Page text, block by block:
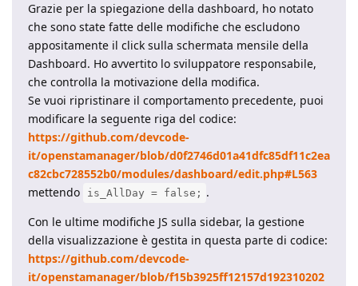
Grazie per la spiegazione della dashboard, ho notato
che sono state fatte delle modifiche che escludono
appositamente il click sulla schermata mensile della
Dashboard. Ho avvertito lo sviluppatore responsabile,
che controlla la motivazione della modifica.
Se vuoi ripristinare il comportamento precedente, puoi
modificare la seguente riga del codice:
https://github.com/devcode-
it/openstamanager/blob/d0f2746d01a41dfc85df11c2ea
c82cbc728552b0/modules/dashboard/edit.php#L563
mettendo
is_AllDay = false; .
Con le ultime modifiche JS sulla sidebar, la gestione
della visualizzazione è gestita in questa parte di codice:
https://github.com/devcode-
it/openstamanager/blob/f15b3925ff12157d192310202